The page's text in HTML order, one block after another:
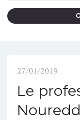
27/01/2019
Le